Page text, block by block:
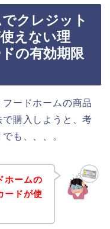
クレジット
えない理
の有効期限
ードホームの商品
購入しようと、考
も、、、。
ホームの
ードが使